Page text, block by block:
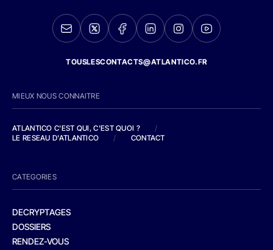
TOUSLESCONTACTS@ATLANTICO.FR
MIEUX NOUS CONNAITRE
ATLANTICO C'EST QUI, C'EST QUOI ?
/
LE RESEAU D'ATLANTICO
/ CONTACT
CATEGORIES
DECRYPTAGES
DOSSIERS
RENDEZ-VOUS